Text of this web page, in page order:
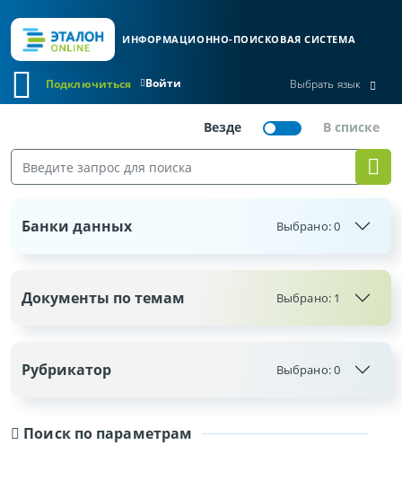
ИНФОРМАЦИОННО-ПОИСКОВАЯ СИСТЕМА
Войти
Подключиться Выбрать язык
Поиск по параметрам
Банки данных Выбрано:0
Документы по темам Выбрано: 1
Рубрикатор Выбрано:0